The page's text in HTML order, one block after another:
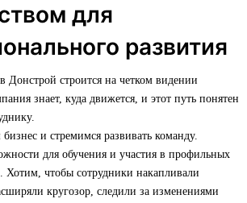
для
развития
Донстрой строится на четком видении
знает, куда движется, и этот путь понятен
и стремимся развивать команду.
для обучения и участия в профильных
Хотим, чтобы сотрудники накапливали
кругозор, следили за изменениями